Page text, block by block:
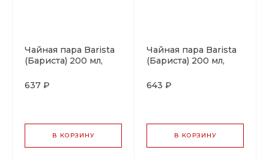
Чайная пара Barista
(Бариста) 200 мл,
P.L. Proff Cuisine
637 ₽
В КОРЗИНУ
Чайная пара Barista
(Бариста) 200 мл,
Proff Cuisine
643 ₽
В КОРЗИНУ